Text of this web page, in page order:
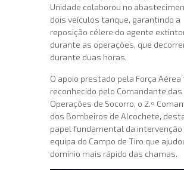
Unidade colaborou no
dois veículos tanque, garantindo a
reposição célere do agente
durante as operações, que
durante duas horas.
O apoio prestado pela Força Aérea
reconhecido pelo Comandante das
Operações de Socorro, o 2.º
dos Bombeiros de Alcochete,
papel fundamental da intervenção
equipa do Campo de Tiro que
domínio mais rápido das chamas.